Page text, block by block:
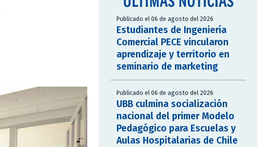
Publicado el 06 de agosto del 2026
Estudiantes de Ingeniería
Comercial PECE vincularon
aprendizaje y territorio en
seminario de marketing
Publicado el 06 de agosto del 2026
UBB culmina socialización
nacional del primer Modelo
Pedagógico para Escuelas y
Aulas Hospitalarias de Chile